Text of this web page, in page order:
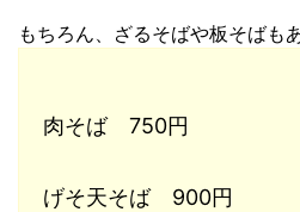
もちろん、ざるそばや板そばも
肉そば 750円
げそ天そば 900円